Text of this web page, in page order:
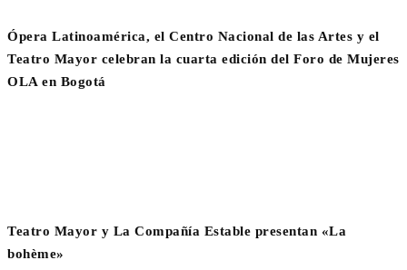
Ópera Latinoamérica, el Centro Nacional de las Artes y el
Teatro Mayor celebran la cuarta edición del Foro de Mujeres
OLA en Bogotá
Teatro Mayor y La Compañía Estable presentan «La
bohème»